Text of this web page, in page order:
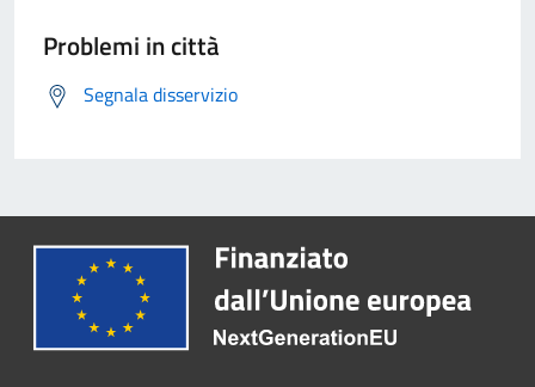
Problemi in città
Segnala disservizio